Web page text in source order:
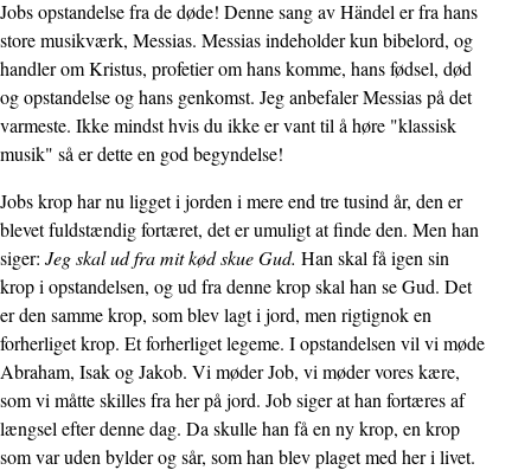
Jobs opstandelse fra de døde! Denne sang av Händel er fra hans
store musikværk, Messias. Messias indeholder kun bibelord, og
handler om Kristus, profetier om hans komme, hans fødsel, død
og opstandelse og hans genkomst. Jeg anbefaler Messias på det
varmeste. Ikke mindst hvis du ikke er vant til å høre "klassisk
musik" så er dette en god begyndelse!
Jobs krop har nu ligget i jorden i mere end tre tusind år, den er
blevet fuldstændig fortæret, det er umuligt at finde den. Men han
siger: Jeg skal ud fra mit kød skue Gud. Han skal få igen sin
krop i opstandelsen, og ud fra denne krop skal han se Gud. Det
er den samme krop, som blev lagt i jord, men rigtignok en
forherliget krop. Et forherliget legeme. I opstandelsen vil vi møde
Abraham, Isak og Jakob. Vi møder Job, vi møder vores kære,
som vi måtte skilles fra her på jord. Job siger at han fortæres af
længsel efter denne dag. Da skulle han få en ny krop, en krop
som var uden bylder og sår, som han blev plaget med her i livet.